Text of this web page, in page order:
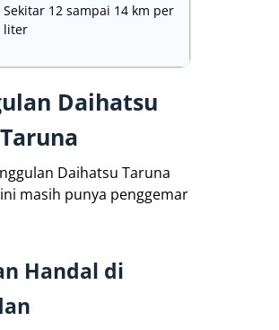
Sekitar 12 sampai 14 km per
liter
Daihatsu
Taruna
Daihatsu Taruna
masih punya penggemar
Handal di